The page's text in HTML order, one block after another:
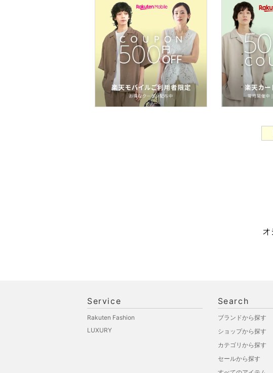
食器・調理器具・キッチ
ン用品
インテリア・生活雑貨
スマホグッズ・オーディ
オ機器
Service
Rakuten Fashion
LUXURY
Search
ブランドから探す
ショップから探す
カテゴリから探す
セールから探す